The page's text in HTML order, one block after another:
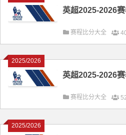
英超2025-2026
赛程比分大全
2025/2026
英超2025-2026
赛程比分大全
2025/2026